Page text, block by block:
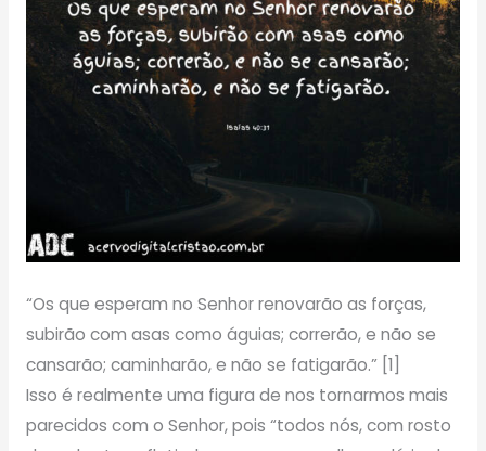
“Os que esperam no Senhor renovarão as forças,
subirão com asas como águias; correrão, e não se
cansarão; caminharão, e não se fatigarão.” [1]
Isso é realmente uma figura de nos tornarmos mais
parecidos com o Senhor, pois “todos nós, com rosto